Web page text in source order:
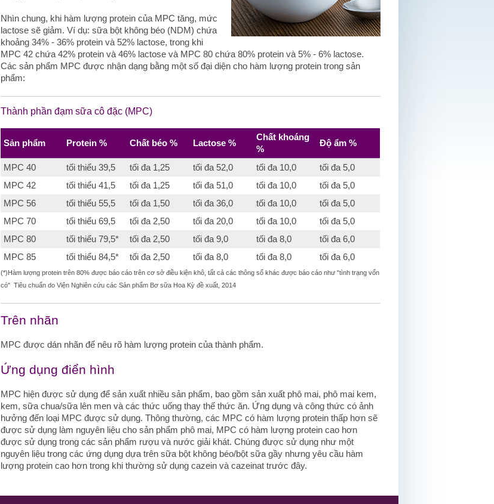
Nhìn chung, khi hàm lượng protein của MPC tăng, mức
lactose sẽ giảm. Ví dụ: sữa bột không béo (NDM) chứa
khoảng 34% - 36% protein và 52% lactose, trong khi
MPC 42 chứa 42% protein và 46% lactose và MPC 80 chứa 80% protein và 5% - 6% lactose.
Các sản phẩm MPC được nhận dạng bằng một số đại diện cho hàm lượng protein trong sản
phẩm:
Thành phần đạm sữa cô đặc (MPC)
Sản phẩm Protein % Chất béo % Lactose %
Chất khoáng
%
Độ ẩm %
MPC 40 tối thiểu 39,5 tối đa 1,25 tối đa 52,0 tối đa 10,0
tối đa 5,0
MPC 42
tối thiểu 41,5 tối đa 1,25 tối đa 51,0 tối đa 10,0
tối đa 5,0
MPC 56
tối thiểu 55,5 tối đa 1,50 tối đa 36,0 tối đa 10,0
tối đa 5,0
MPC 70
tối thiểu 69,5 tối đa 2,50 tối đa 20,0 tối đa 10,0
tối đa 5,0
MPC 80
tối thiểu 79,5* tối đa 2,50 tối đa 9,0 tối đa 8,0
tối đa 6,0
MPC 85
tối thiểu 84,5* tối đa 2,50 tối đa 8,0 tối đa 8,0 tối đa 6,0
(*)Hàm lượng protein trên 80% được báo cáo trên cơ sở điều kiện khô, tất cả các thông số khác được báo cáo như "tình trạng vốn
có"Tiêu chuẩn do Viện Nghiên cứu các Sản phẩm Bơ sữa Hoa Kỳ đề xuất, 2014
Trên nhãn
MPC được dán nhãn để nêu rõ hàm lượng protein của thành phẩm.
Ứng dụng điển hình
MPC hiện được sử dụng để sản xuất nhiều sản phẩm, bao gồm sản xuất phô mai, phô mai kem,
kem, sữa chua/sữa lên men và các thức uống thay thế thức ăn. Ứng dụng và công thức có ảnh
hưởng đến loại MPC được sử dụng. Thông thường, các MPC có hàm lượng protein thấp hơn sẽ
được sử dụng làm nguyên liệu cho sản phẩm phô mai, MPC có hàm lượng protein cao hơn
được sử dụng trong các sản phẩm rượu và nước giải khát. Chúng được sử dụng như một
nguyên liệu trong các ứng dụng dựa trên sữa bột không béo/bột sữa gầy nhưng yêu cầu hàm
lượng protein cao hơn trong khi thường sử dụng cazein và cazeinat trước đây.